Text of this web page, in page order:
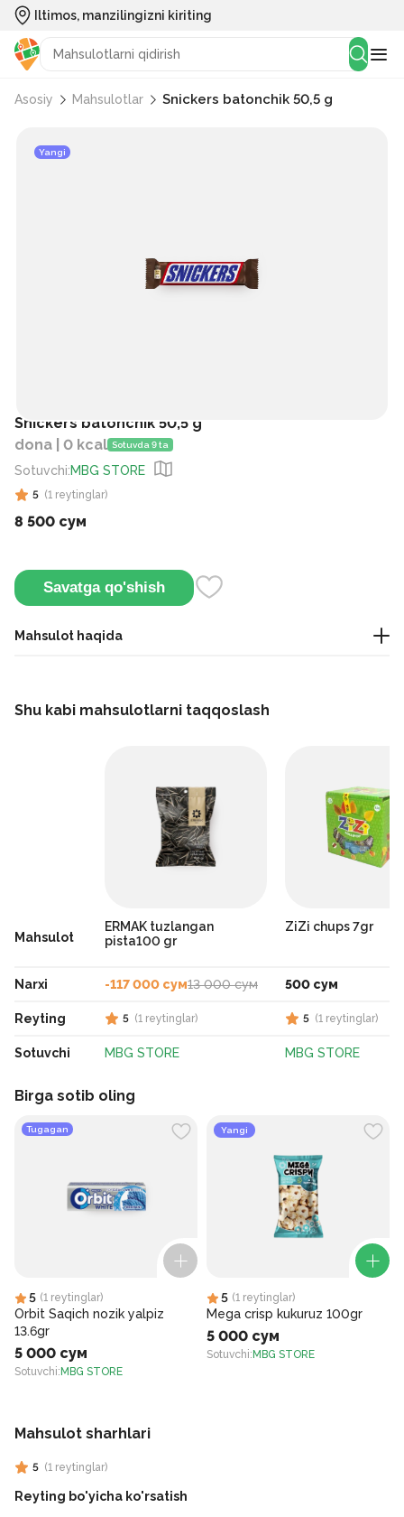
Iltimos, manzilingizni kiriting
Asosiy Mahsulotlar Snickers batonchik 50,5 g
Yangi
Snickers batonchik 50,5 g
dona | 0 kcal Sotuvda 9 ta
Sotuvchi:MBG STORE
5 (1 reytinglar)
8 500 сум
Savatga qo'shish
Mahsulot haqida
Shu kabi mahsulotlarni taqqoslash
Mahsulot
Narxi
Reyting
Sotuvchi
ERMAK tuzlangan
pista100 gr
-117 000 сум13 000 сум
5 (1 reytinglar)
MBG STORE
ZiZi chups 7gr
500 сум
5 (1 reytinglar)
MBG STORE
Birga sotib oling
Tugagan
5 (1 reytinglar)
Orbit Saqich nozik yalpiz
13.6gr
5 000 сум
Sotuvchi: MBG STORE
Yangi
5 (1 reytinglar)
Mega crisp kukuruz 100gr
5 000 сум
Sotuvchi: MBG STORE
Mahsulot sharhlari
5 (1 reytinglar)
Reyting bo'yicha ko'rsatish